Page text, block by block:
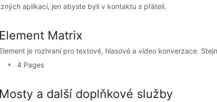
aplikací, jen abyste byli v kontaktu s přáteli.
Element Matrix
Element je rozhraní pro textové, hlasové a video konverzace.
4 Pages
Mosty a další doplňkové služby